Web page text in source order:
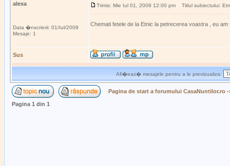
alexa
Data �nscrierii: 01/Iul/2009
Mesaje: 1
Trimis: Mie Iul 01, 2009 12:00 pm Titlul subiectului:
Chemati fetele de la Etnic la petrecerea voastra , eu
Sus
Afi�eaz� mesajele pentru a le previzualiza:
Pagina de start a forumului CasaNuntilor.ro
Pagina 1 din 1